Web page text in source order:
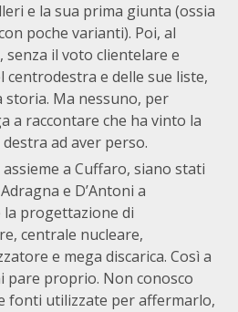
e la sua prima giunta (ossia
poche varianti). Poi, al
il voto clientelare e
centrodestra e delle sue liste,
storia. Ma nessuno, per
a raccontare che ha vinto la
destra ad aver perso.
a Cuffaro, siano stati
e D’Antoni a
progettazione di
centrale nucleare,
e mega discarica. Così a
pare proprio. Non conosco
fonti utilizzate per affermarlo,